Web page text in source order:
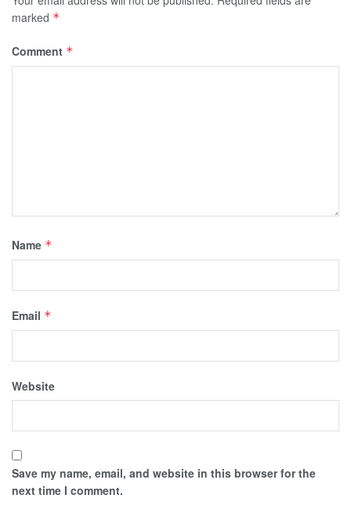
marked *
Comment *
Name *
Email *
Website
Save my name, email, and website in this browser for the
next time I comment.